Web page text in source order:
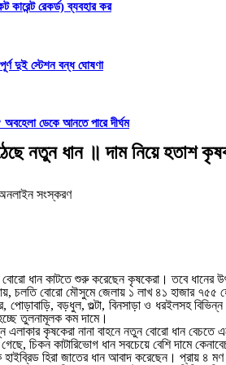
কারেন্ট রেকর্ড) ব্যবহার কর
দুই স্টেশন বন্ধ ঘোষণা
ডেকে আনতে পারে দীর্ঘম
নতুন ধান ॥ দাম নিয়ে হতাশ
সংস্করণ
বোরো ধান কাটতে শুরু করেছেন কৃষকেরা। তবে ধানের
চলতি বোরো মৌসুমে জেলায় ১ লাখ ৪১ হাজার ৭৫৫
পোড়াবাড়ি, বড়ধুল, গুল্টা, বিনসাড়া ও ধরইলসহ
তুলনামূলক কম দামে।
এলাকার কৃষকেরা নানা বাহনে নতুন বোরো ধান
গেছে, চিকন কাটারিভোগ ধান সবচেয়ে বেশি দামে
হিরা জাতের ধান আবাদ করেছেন। প্রায় ৪ মণ